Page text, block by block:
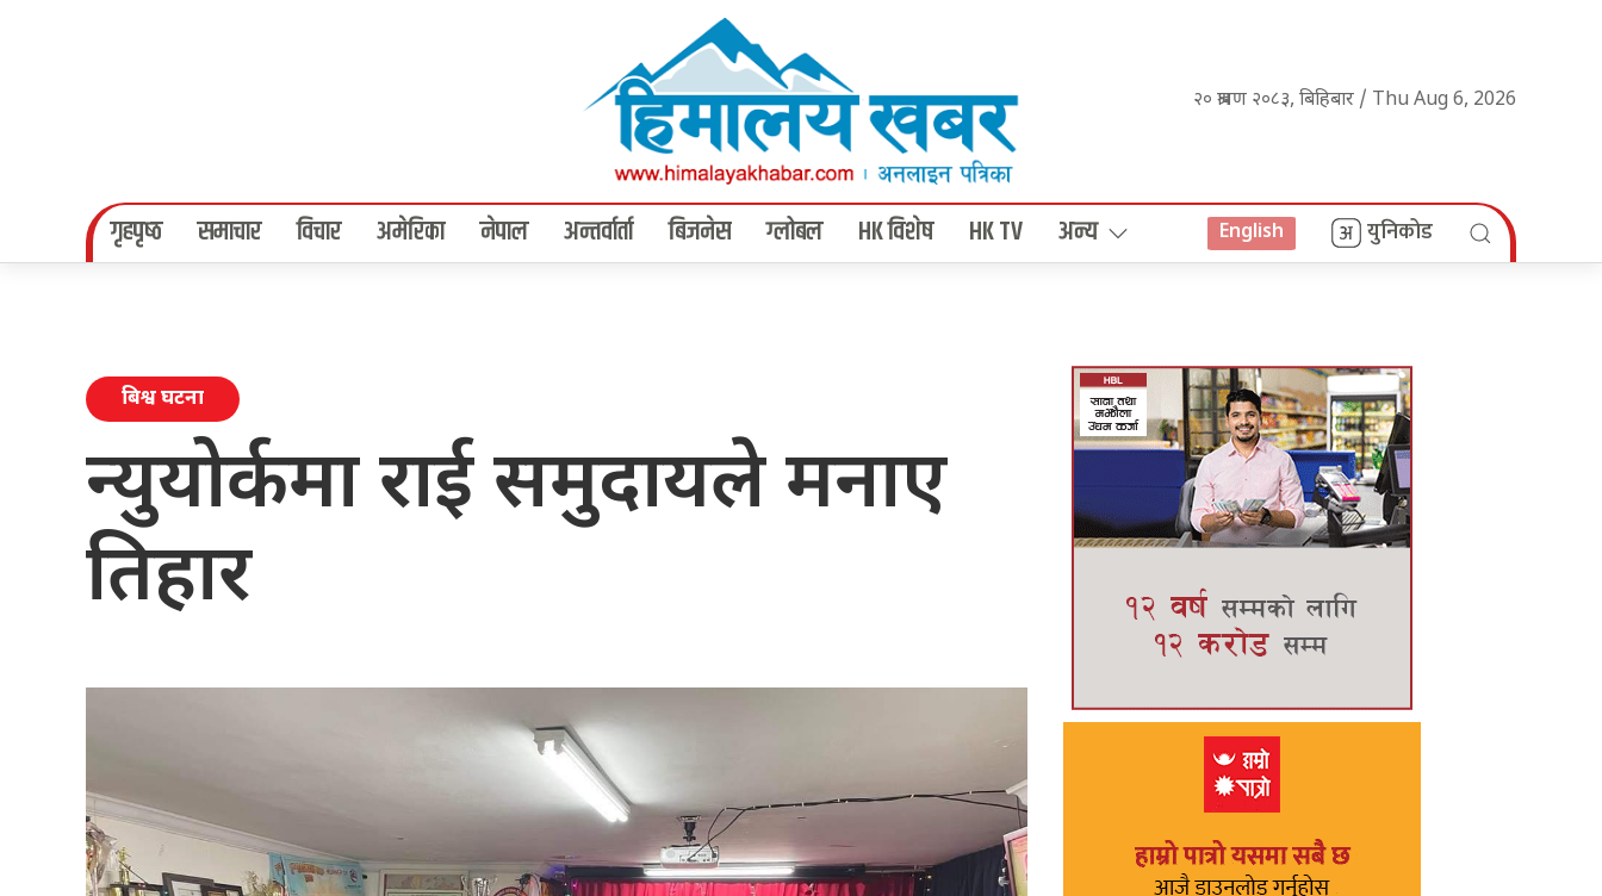
२० श्रावण २०८३, बिहिबार / Thu Aug 6, 2026
गृहपृष्‍ठ समाचार विचार अमेरिका नेपाल अन्तर्वार्ता बिजनेस ग्लोबल HK विशेष HK TV अन्य English युनिकोड
बिश्व घटना
न्युयोर्कमा राई समुदायले मनाए
तिहार